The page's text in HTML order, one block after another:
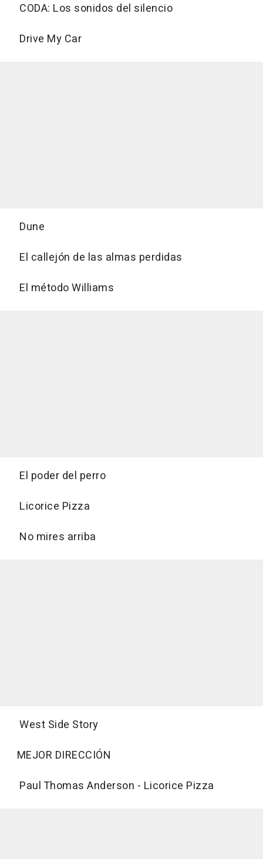
CODA: Los sonidos del silencio
Drive My Car
Dune
El callejón de las almas perdidas
El método Williams
El poder del perro
Licorice Pizza
No mires arriba
West Side Story
MEJOR DIRECCIÓN
Paul Thomas Anderson - Licorice Pizza